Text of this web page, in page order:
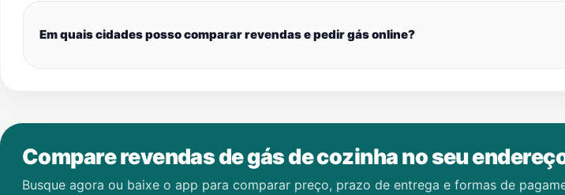
Em quais cidades posso comparar revendas e pedir gás online?
Compare revendas de gás de cozinha no seu
Busque agora ou baixe o app para comparar preço, prazo de entrega e formas de